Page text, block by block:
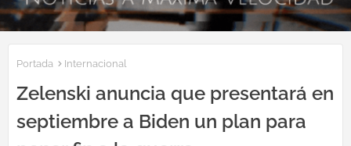
Portada Internacional
Zelenski anuncia que presentará en
septiembre a Biden un plan para